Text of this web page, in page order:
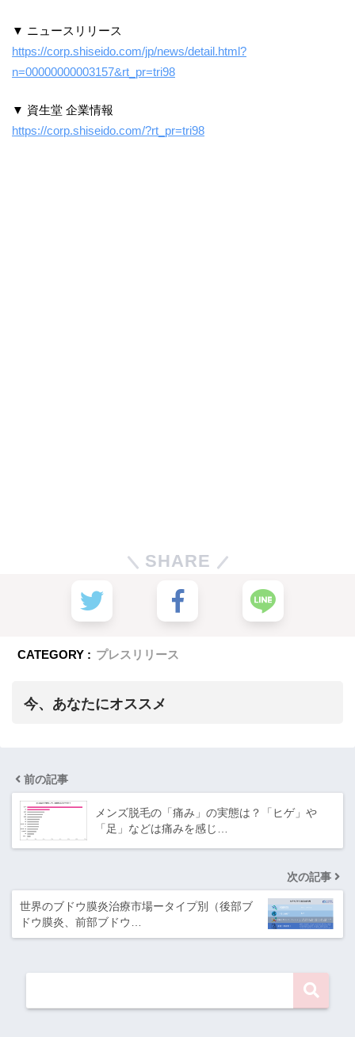
▼ ニュースリリース
https://corp.shiseido.com/jp/news/detail.html?
n=00000000003157&rt_pr=tri98
▼ 資生堂 企業情報
https://corp.shiseido.com/?rt_pr=tri98
SHARE
CATEGORY : プレスリリース
今、あなたにオススメ
前の記事
メンズ脱毛の「痛み」の実態は？「ヒゲ」や
「足」などは痛みを感じ…
次の記事
世界のブドウ膜炎治療市場ータイプ別（後部ブ
ドウ膜炎、前部ブドウ…